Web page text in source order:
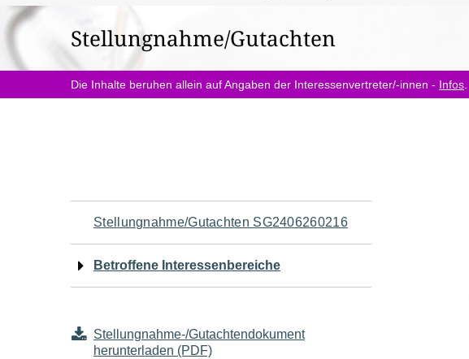
befinden
sich
hier:
Stellungnahme/Gutachten
Die Inhalte beruhen allein auf Angaben der Interessenvertreter/-innen - Infos
Navigation
für
Seiteninhalt
Stellungnahme/Gutachten SG2406260216
Betroffene Interessenbereiche
Stellungnahme-/Gutachtendokument
herunterladen (PDF)